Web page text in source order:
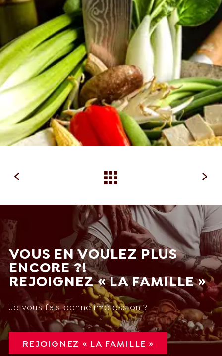
VOUS EN VOULEZ PLUS
ENCORE ?!
REJOIGNEZ « LA FAMILLE »
Je vous fais bonne impression ?
REJOIGNEZ « LA FAMILLE »